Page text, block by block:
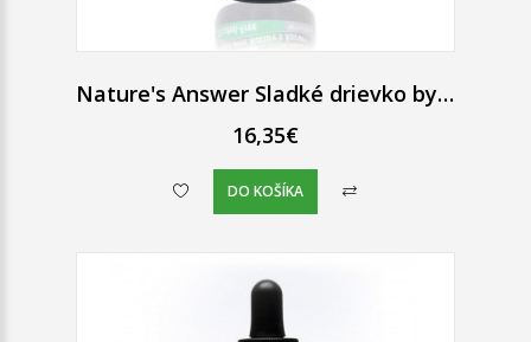
Nature's Answer Sladké drievko bylinné kvapky 30 ml
16,35€
DO KOŠÍKA